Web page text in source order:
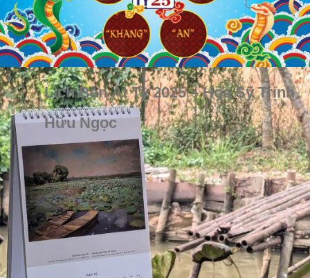
Lịch Bàn Ất Tỵ 2025 – Họa Sỹ Trịnh
Hữu Ngọc